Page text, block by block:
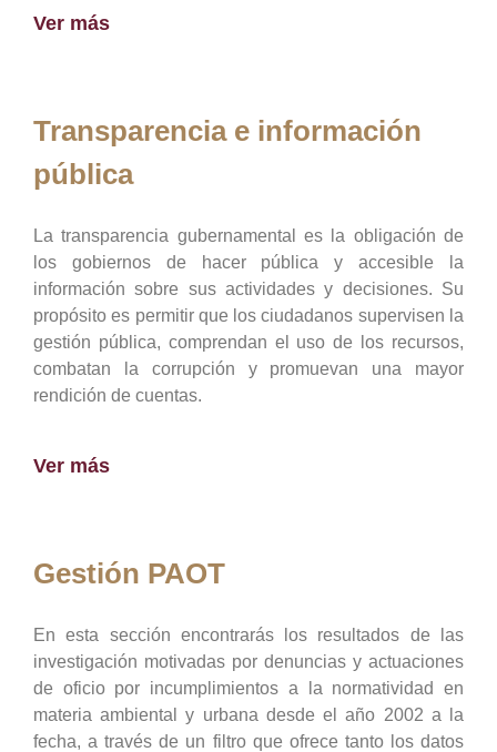
Ver más
Transparencia e información
pública
La transparencia gubernamental es la obligación de
los gobiernos de hacer pública y accesible la
información sobre sus actividades y decisiones. Su
propósito es permitir que los ciudadanos supervisen la
gestión pública, comprendan el uso de los recursos,
combatan la corrupción y promuevan una mayor
rendición de cuentas.
Ver más
Gestión PAOT
En esta sección encontrarás los resultados de las
investigación motivadas por denuncias y actuaciones
de oficio por incumplimientos a la normatividad en
materia ambiental y urbana desde el año 2002 a la
fecha, a través de un filtro que ofrece tanto los datos